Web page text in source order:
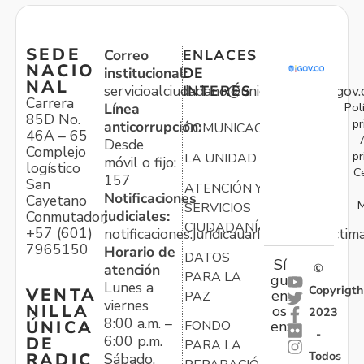
SEDE
NACIO
NAL
Carrera
85D No.
46A – 65
Complejo
logístico
San
Cayetano
Conmutador:
+57 (601)
7965150
VENTA
NILLA
ÚNICA
DE
Correo
institucional:
Línea
anticorrupción:
Desde
móvil o fijo:
157
Notificaciones
judiciales:
Horario de
atención
Lunes a
viernes
8:00 a.m. –
6:00 p.m.
Sábado,
ENLACES
DE
INTERÉS
COMUNICACIONES
LA UNIDAD
ATENCIÓN Y
SERVICIOS
CIUDADANÍA
DATOS
PARA LA
PAZ
FONDO
PARA LA
Sí
gu
en
os
en:
©
Copyrigth
2023
-
Todos